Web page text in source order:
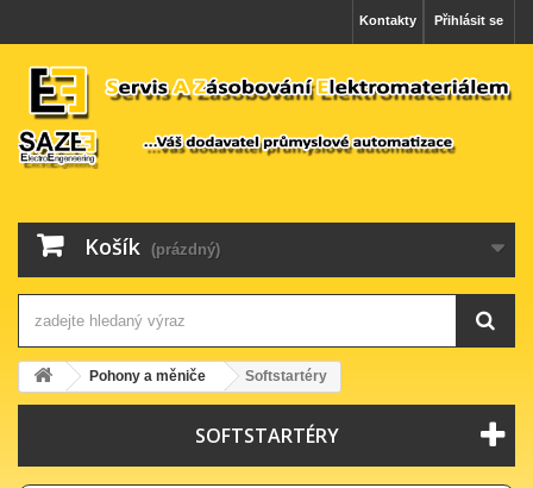
Přihlásit se
Kontakty
Košík (prázdný)
Pohony a měniče Softstartéry
SOFTSTARTÉRY